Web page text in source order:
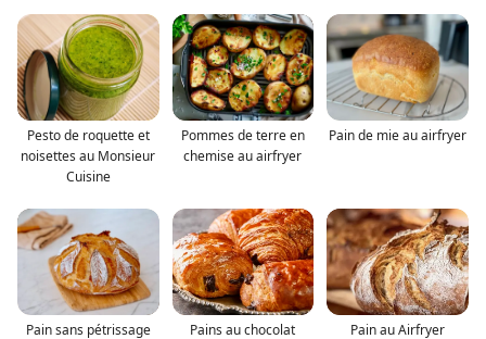
Pesto de roquette et
noisettes au Monsieur
Cuisine
Pommes de terre en
chemise au airfryer
Pain de mie au airfryer
Pain sans pétrissage Pains au chocolat Pain au Airfryer